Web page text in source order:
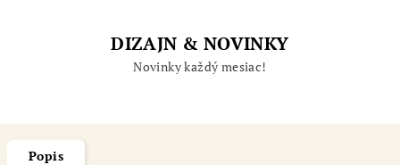
DIZAJN & NOVINKY
Novinky každý mesiac!
Popis